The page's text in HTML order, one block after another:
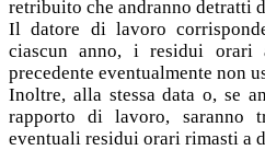
retribuito che andranno detratti
Il datore di lavoro
ciascun anno, i residui orari
precedente eventualmente non
Inoltre, alla stessa data o, se
rapporto di lavoro, saranno
eventuali residui orari rimasti a